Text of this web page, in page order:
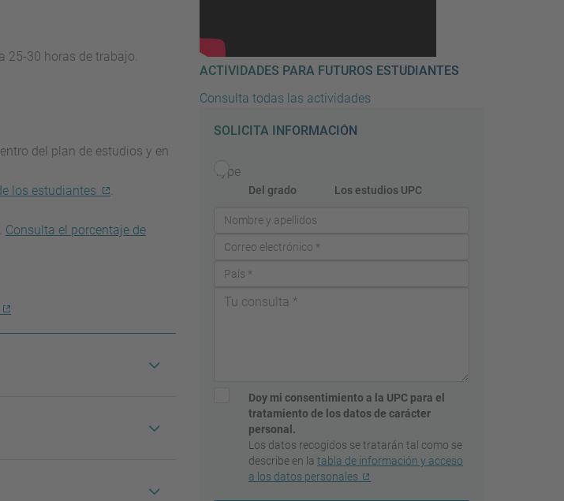
25-30 horas de trabajo.
del plan de estudios y en
los estudiantes
.
Consulta el porcentaje de
ACTIVIDADES PARA FUTUROS ESTUDIANTES
Consulta todas las actividades
SOLICITA INFORMACIÓN
Type
Del grado Los estudios UPC
Doy mi consentimiento a la UPC para el
tratamiento de los datos de carácter
personal.
Los datos recogidos se tratarán tal como se
describe en la tabla de información y acceso
a los datos personales